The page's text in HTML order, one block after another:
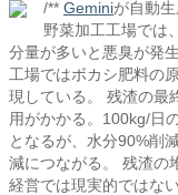
/** Geminiが自動
野菜加工工場では
分量が多いと悪臭が発
工場ではボカシ肥料の
現している。 残渣の最
用がかかる。100kg/日
となるが、水分90%削
減につながる。 残渣の
経営では現実的ではな